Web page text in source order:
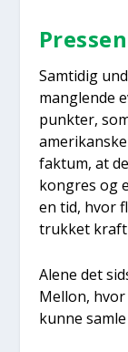
Sam­ti­dig
mang­len­de
punk­ter,
fak­tum, at
kon­gres og
en tid, hvor
truk­ket
Ale­ne det
Mel­lon,
kun­ne